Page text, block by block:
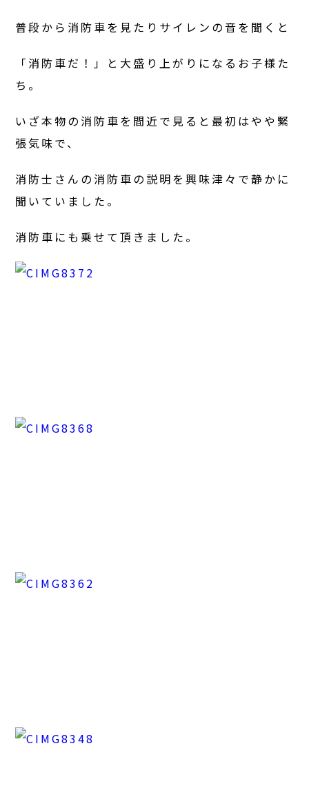
普段から消防車を見たりサイレンの音を聞くと
「消防車だ！」と大盛り上がりになるお子様た
ち。
いざ本物の消防車を間近で見ると最初はやや緊
張気味で、
消防士さんの消防車の説明を興味津々で静かに
聞いていました。
消防車にも乗せて頂きました。